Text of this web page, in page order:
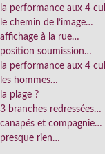
la performance aux 4
le chemin de l’image…
affichage à la rue…
position soumission…
la performance aux 4
les hommes…
la plage ?
3 branches redressées…
canapés et compagnie…
presque rien…